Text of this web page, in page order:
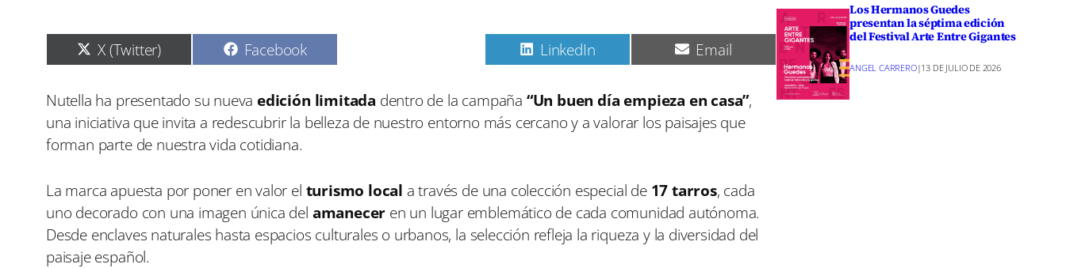
C
o
p
a
r
t
i
e
n
X (Twitter) C
o
p
a
r
t
i
e
n
Facebook
p
a
r
e
n
C
o
p
a
r
e
n
LinkedIn C
o
p
a
r
t
e
n
Email
Nutella ha presentado su nueva edición limitada dentro de la campaña “Un buen día empieza en casa”,
una iniciativa que invita a redescubrir la belleza de nuestro entorno más cercano y a valorar los paisajes que
forman parte de nuestra vida cotidiana.
La marca apuesta por poner en valor el turismo local a través de una colección especial de 17 tarros, cada
uno decorado con una imagen única del amanecer en un lugar emblemático de cada comunidad autónoma.
Desde enclaves naturales hasta espacios culturales o urbanos, la selección refleja la riqueza y la diversidad del
paisaje español.
Los Hermanos Guedes
presentan la séptima edición
del Festival Arte Entre Gigantes
ANGEL CARRERO|13 DE JULIO DE 2026